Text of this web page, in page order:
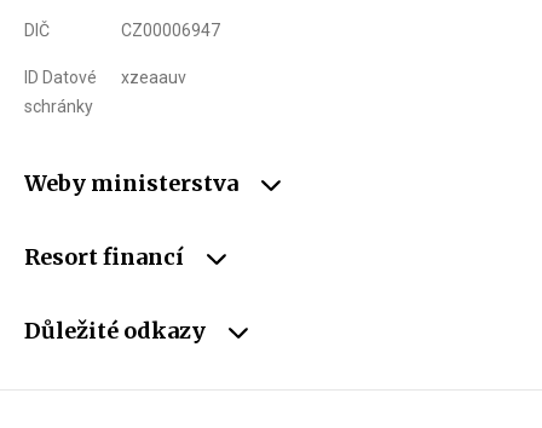
DIČ CZ00006947
ID Datové
schránky
xzeaauv
Weby ministerstva
Resort financí
Důležité odkazy